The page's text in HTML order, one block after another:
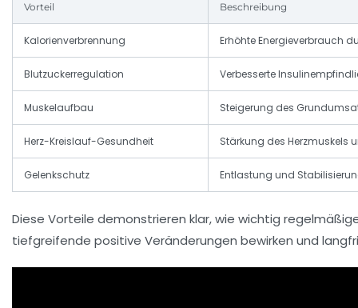
Vorteil Beschreibung
Kalorienverbrennung Erhöhte Energieverbrauch
Blutzuckerregulation Verbesserte
Muskelaufbau Steigerung des
Herz-Kreislauf-Gesundheit Stärkung des Herzmuskels
Gelenkschutz Entlastung und
Diese Vorteile demonstrieren klar, wie wichtig
tiefgreifende positive Veränderungen bewirken und